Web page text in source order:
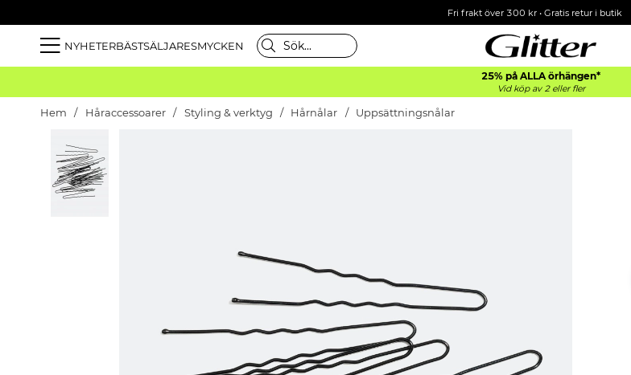
Fri frakt över 300 kr• Gratis retur i butik
NYHETERBÄSTSÄLJARESMYCKEN
25% på ALLA örhängen*
Vid köp av 2 eller fler
Hem Håraccessoarer Styling & verktyg Hårnålar Uppsättningsnålar